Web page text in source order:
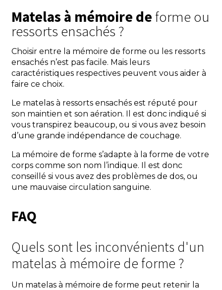
Matelas à mémoire de forme ou
ressorts ensachés ?
Choisir entre la mémoire de forme ou les ressorts
ensachés n’est pas facile. Mais leurs
caractéristiques respectives peuvent vous aider à
faire ce choix.
Le matelas à ressorts ensachés est réputé pour
son maintien et son aération. Il est donc indiqué si
vous transpirez beaucoup, ou si vous avez besoin
d’une grande indépendance de couchage.
La mémoire de forme s’adapte à la forme de votre
corps comme son nom l’indique. Il est donc
conseillé si vous avez des problèmes de dos, ou
une mauvaise circulation sanguine.
FAQ
Quels sont les inconvénients d'un
matelas à mémoire de forme ?
Un matelas à mémoire de forme peut retenir la